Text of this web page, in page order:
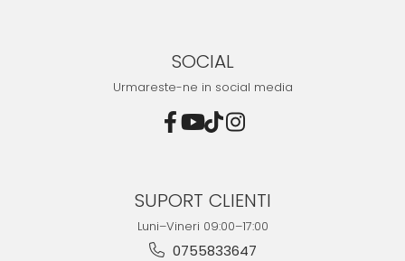
SOCIAL
Urmareste-ne in social media
SUPORT CLIENTI
Luni–Vineri 09:00–17:00
0755833647